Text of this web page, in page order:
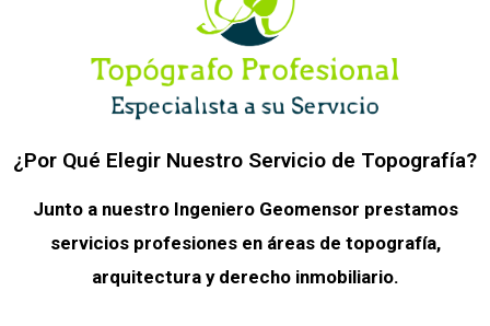
¿Por Qué Elegir Nuestro Servicio de Topografía?
Junto a nuestro Ingeniero Geomensor prestamos
servicios profesiones en áreas de topografía,
arquitectura y derecho inmobiliario.